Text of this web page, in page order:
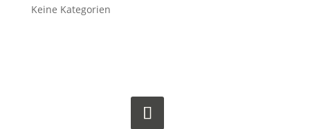
Keine Kategorien